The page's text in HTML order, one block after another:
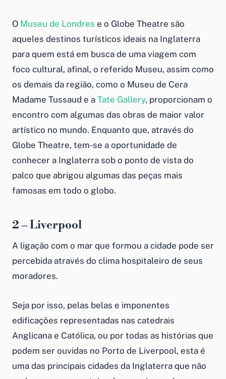
O Museu de Londres e o Globe Theatre são
aqueles destinos turísticos ideais na Inglaterra
para quem está em busca de uma viagem com
foco cultural, afinal, o referido Museu, assim como
os demais da região, como o Museu de Cera
Madame Tussaud e a Tate Gallery, proporcionam o
encontro com algumas das obras de maior valor
artístico no mundo. Enquanto que, através do
Globe Theatre, tem-se a oportunidade de
conhecer a Inglaterra sob o ponto de vista do
palco que abrigou algumas das peças mais
famosas em todo o globo.
2 – Liverpool
A ligação com o mar que formou a cidade pode ser
percebida através do clima hospitaleiro de seus
moradores.
Seja por isso, pelas belas e imponentes
edificações representadas nas catedrais
Anglicana e Católica, ou por todas as histórias que
podem ser ouvidas no Porto de Liverpool, esta é
uma das principais cidades da Inglaterra que não